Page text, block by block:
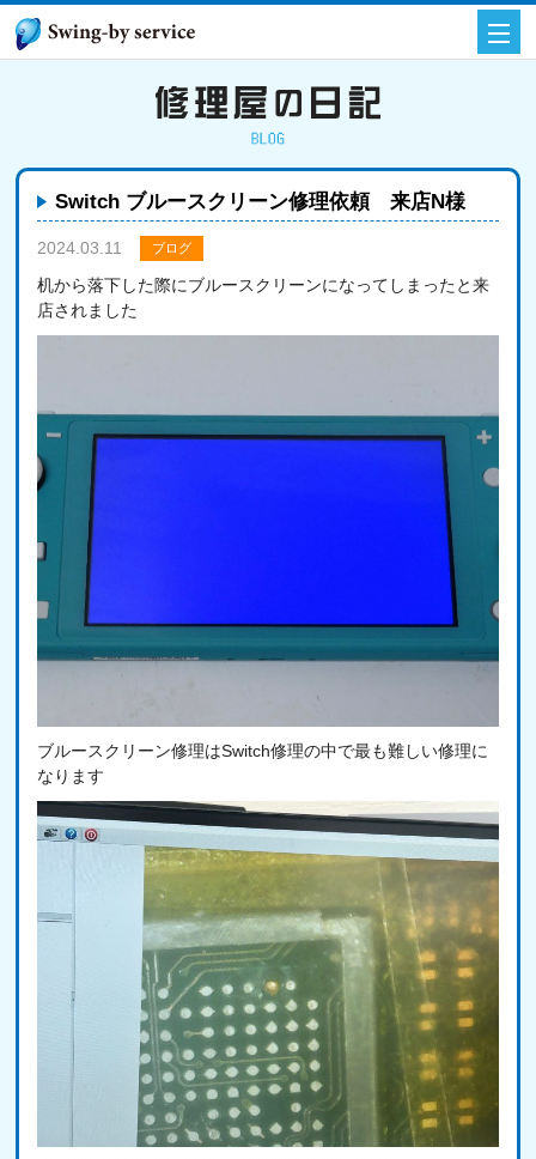
Switch ブルースクリーン修理依頼 来店N様
2024.03.11 ブログ
机から落下した際にブルースクリーンになってしまったと来
店されました
ブルースクリーン修理はSwitch修理の中で最も難しい修理に
なります